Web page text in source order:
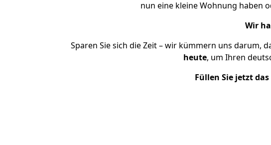
nun eine kleine Wohnung haben
Wir
Sparen Sie sich die Zeit – wir kümmern uns darum,
heute, um Ihren
Füllen Sie jetzt